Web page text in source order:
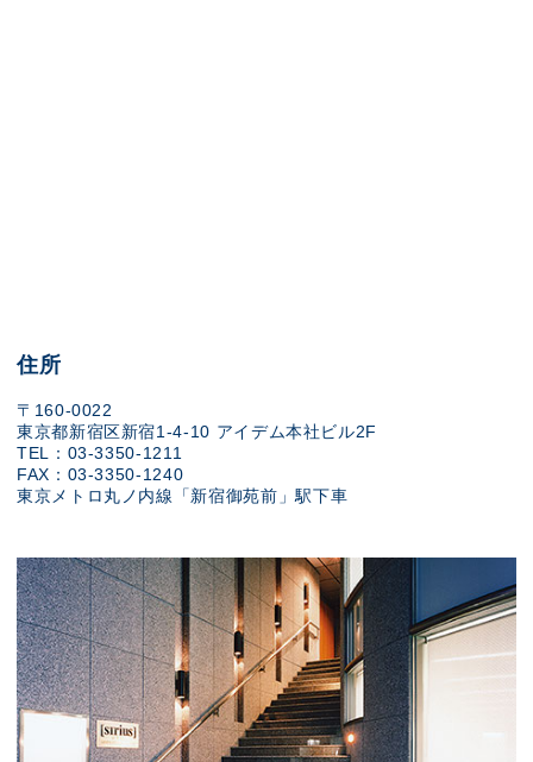
住所
〒160-0022
東京都新宿区新宿1-4-10 アイデム本社ビル2F
TEL：03-3350-1211
FAX：03-3350-1240
東京メトロ丸ノ内線「新宿御苑前」駅下車